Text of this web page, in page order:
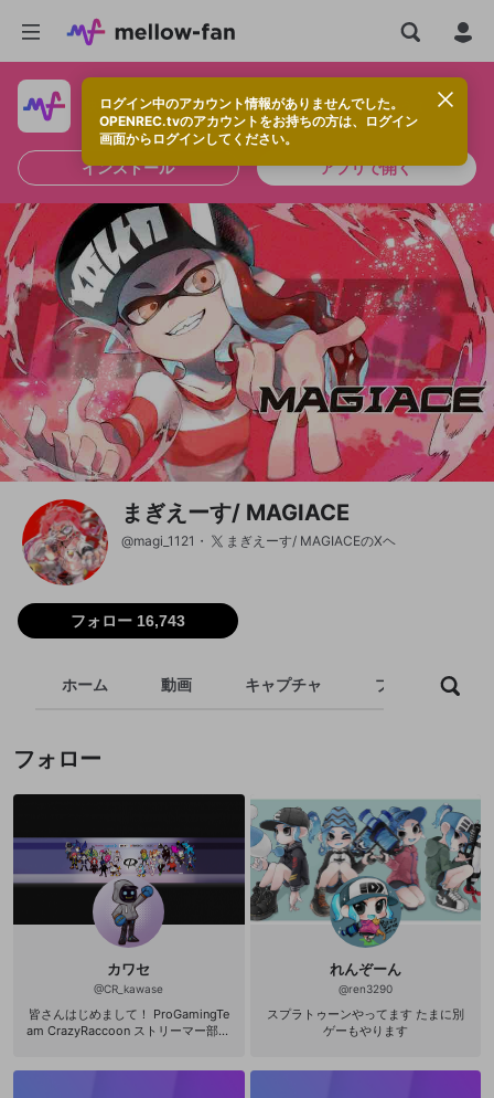
ログイン中のアカウント情報がありませんでした。
OPENREC.tvのアカウントをお持ちの方は、ログイン
画面からログインしてください。
快適に視聴するなら、アプリをインストールしよう！
インストール アプリで開く
まぎえーす/ MAGIACE
@magi_1121 まぎえーす/ MAGIACEのXヘ
フォロー 16,743
ホーム 動画 キャプチャ プレイリスト
フォロー
カワセ
@CR_kawase
皆さんはじめまして！ ProGamingTe
am CrazyRaccoon ストリーマー部門
れんぞーん
@ren3290
スプラトゥーンやってます たまに別
ゲーもやります